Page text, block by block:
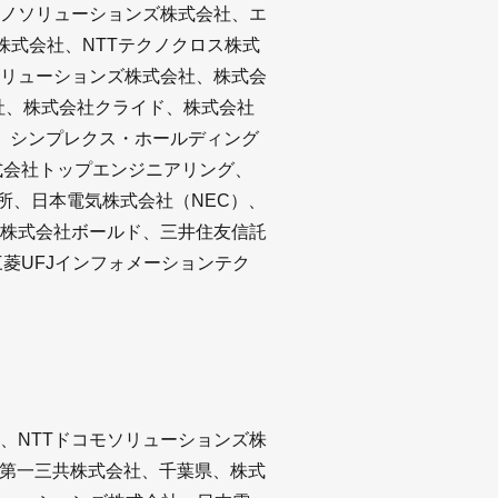
ソリューションズ株式会社、エ
式会社、NTTテクノクロス株式
ューションズ株式会社、株式会
株式会社クライド、株式会社
シンプレクス・ホールディング
社トップエンジニアリング、
日本電気株式会社（NEC）、
式会社ボールド、三井住友信託
UFJインフォメーションテク
NTTドコモソリューションズ株
一三共株式会社、千葉県、株式